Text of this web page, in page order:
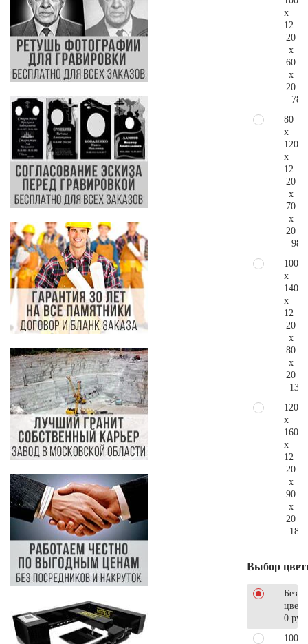
x
12
20
x
60
x
20
80
x
120
x
12
20
x
70
x
20
100
x
140
x
12
20
x
80
x
20
120
x
160
x
12
20
x
90
x
20
Выбор
Без
0 руб.
100